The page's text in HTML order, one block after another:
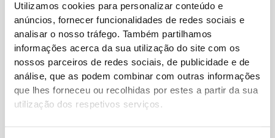
Utilizamos cookies para personalizar conteúdo e
anúncios, fornecer funcionalidades de redes sociais e
analisar o nosso tráfego. Também partilhamos
informações acerca da sua utilização do site com os
nossos parceiros de redes sociais, de publicidade e de
análise, que as podem combinar com outras informações
que lhes forneceu ou recolhidas por estes a partir da sua
utilização dos respetivos serviços.
A palavra de ordem é liberdade de movimento
com conforto todos os dias.